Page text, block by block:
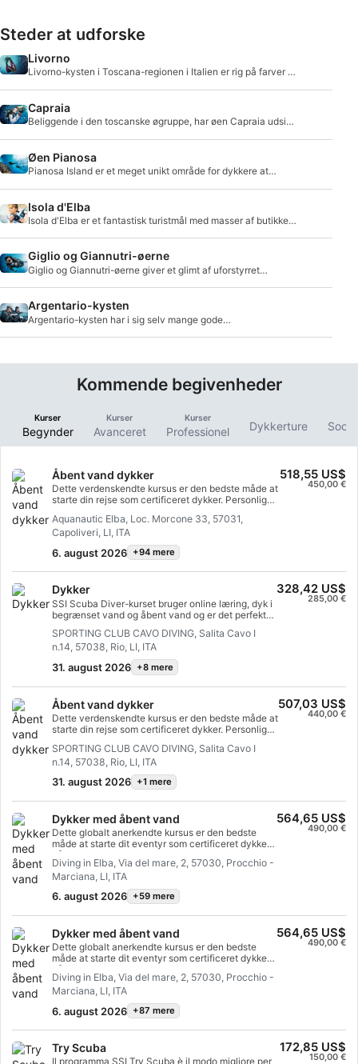
Steder at udforske
Livorno
Livorno-kysten i Toscana-regionen i Italien er rig på farver og
Capraia
Beliggende i den toscanske øgruppe, har øen Capraia udsigt
Øen Pianosa
Pianosa Island er et meget unikt område for dykkere at
Isola d'Elba
Isola d'Elba er et fantastisk turistmål med masser af butikker
Giglio og Giannutri-øerne
Giglio og Giannutri-øerne giver et glimt af uforstyrret
dette sted.
Argentario-kysten
Argentario-kysten har i sig selv mange gode
Kommende begivenheder
Kurser
Begynder
Kurser
Avanceret
Kurser
Professionel Dykkerture
Åbent vand dykker
Dette verdenskendte kursus er den bedste måde at
starte din rejse som certificeret dykker. Personlig
sikre, at du har de færdigheder og den erfaring, der
er nødvendig for virkelig at føle dig godt tilpas
under vandet. Dette vil føre til din SSI Open Water
Diver-certificering.
Aquanautic Elba, Loc. Morcone 33, 57031,
Capoliveri, LI, ITA
6. august 2026 +94 mere
518,55 US$
450,00 €
Dykker
SSI Scuba Diver-kurset bruger online læring, dyk i
begrænset vand og åbent vand og er det perfekte
dykker. Du lærer alt, hvad du behøver for at dykke i
åbent vand op til 12 meter med en SSI-
professionel. Med dette program gennemfører du
næsten halvdelen af ​​Open Water Diver-
resterende akademiske sessioner og dyk i
begrænset vand, plus to dyk i åbent vand.
SPORTING CLUB CAVO DIVING, Salita Cavo I
n.14, 57038, Rio, LI, ITA
31. august 2026 +8 mere
328,42 US$
285,00 €
Åbent vand dykker
Dette verdenskendte kursus er den bedste måde at
starte din rejse som certificeret dykker. Personlig
sikre, at du har de færdigheder og den erfaring, der
er nødvendig for virkelig at føle dig godt tilpas
under vandet. Dette vil føre til din SSI Open Water
Diver-certificering.
SPORTING CLUB CAVO DIVING, Salita Cavo I
n.14, 57038, Rio, LI, ITA
31. august 2026 +1 mere
507,03 US$
440,00 €
Dykker med åbent vand
Dette globalt anerkendte kursus er den bedste
måde at starte dit eventyr som certificeret dykker
på. Personlig træning kombineres med
øvelsessessioner i vandet for at sikre, at du har de
færdigheder og den erfaring, der skal til for at føle
dig rigtig godt tilpas under vandet. Du vil derefter
opnå dit SSI Open Water Diver-certifikat.
Diving in Elba, Via del mare, 2, 57030, Procchio -
Marciana, LI, ITA
6. august 2026 +59 mere
564,65 US$
490,00 €
Dykker med åbent vand
Dette globalt anerkendte kursus er den bedste
måde at starte dit eventyr som certificeret dykker
på. Personlig træning kombineres med
øvelsessessioner i vandet for at sikre, at du har de
færdigheder og den erfaring, der skal til for at føle
dig rigtig godt tilpas under vandet. Du vil derefter
opnå dit SSI Open Water Diver-certifikat.
Diving in Elba, Via del mare, 2, 57030, Procchio -
Marciana, LI, ITA
6. august 2026 +87 mere
564,65 US$
490,00 €
Try Scuba
Il programma SSI Try Scuba è il modo migliore per
172,85 US$
150,00 €